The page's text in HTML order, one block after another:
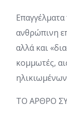
ανθρώπινη
αλλά και
κομμωτές,
ΤΟ ΑΡΘΡΟ